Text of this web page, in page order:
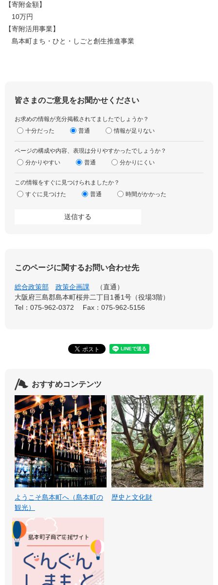
【寄附金額】
10万円
【寄附活用事業】
島本町まち・ひと・しごと創生推進事業
皆さまのご意見をお聞かせください
お求めの情報が充分掲載されてましたでしょうか？
十分だった
普通 情報が足りない
ページの構成や内容、表現は分りやすかったでしょうか？
分かりやすい
普通 分かりにくい
この情報をすぐに見つけられましたか？
すぐに見つけた
普通 時間がかかった
このページに関するお問い合わせ先
総合政策部 政策企画課
直通
大阪府三島郡島本町桜井二丁目1番1号（役場3階）
Tel：075-962-0372
Fax：075-962-5156
おすすめコンテンツ
ようこそ島本町へ（島本町の
観光）
歴史と文化財